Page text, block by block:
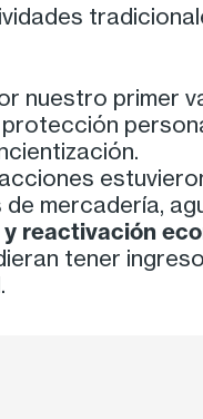
nuestro primer
mercadería,
reactivación
tener